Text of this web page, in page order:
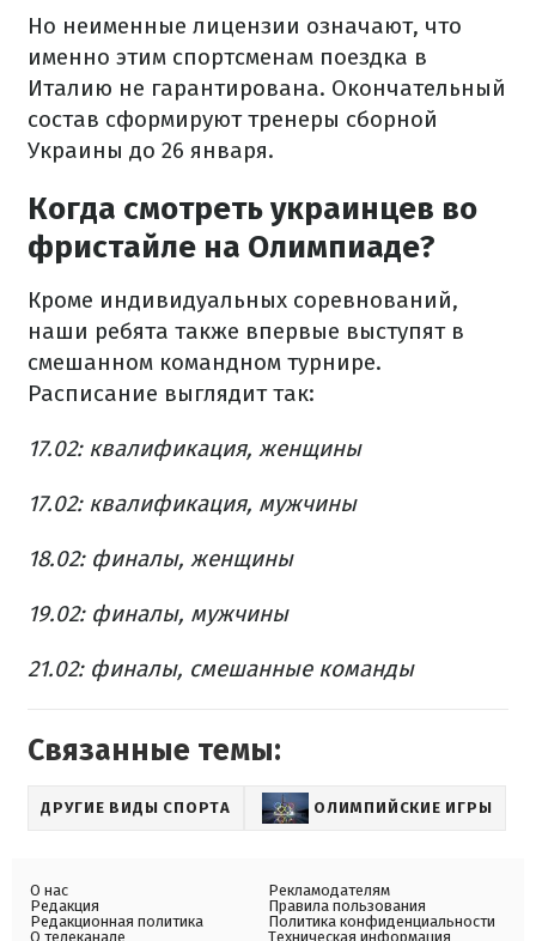
Но неименные лицензии означают, что
именно этим спортсменам поездка в
Италию не гарантирована. Окончательный
состав сформируют тренеры сборной
Украины до 26 января.
Когда смотреть украинцев во
фристайле на Олимпиаде?
Кроме индивидуальных соревнований,
наши ребята также впервые выступят в
смешанном командном турнире.
Расписание выглядит так:
17.02: квалификация, женщины
17.02: квалификация, мужчины
18.02: финалы, женщины
19.02: финалы, мужчины
21.02: финалы, смешанные команды
Связанные темы:
ДРУГИЕ ВИДЫ СПОРТА ОЛИМПИЙСКИЕ ИГРЫ
О нас
Редакция
Редакционная политика
О телеканале
Рекламодателям
Правила пользования
Политика конфиденциальности
Техническая информация